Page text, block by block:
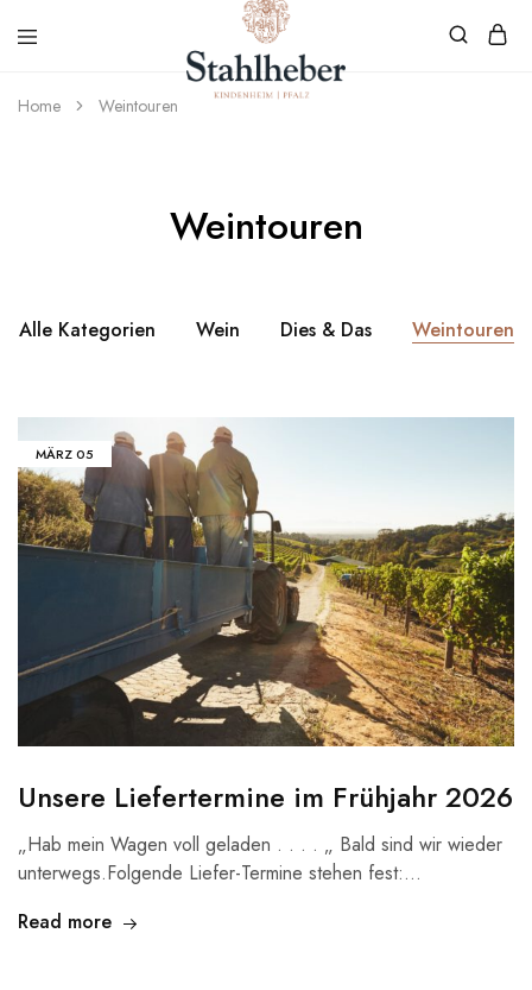
Weingut
Weinvielfalt
Home Weintouren
Weintouren
Alle Kategorien Wein Dies & Das Weintouren
MÄRZ05
Unsere Liefertermine im Frühjahr 2026
„Hab mein Wagen voll geladen . . . . „ Bald sind wir wieder
unterwegs.Folgende Liefer-Termine stehen fest:…
Read more